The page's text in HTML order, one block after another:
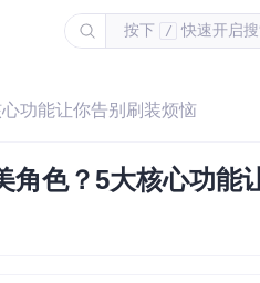
按下 / 快速开启
功能让你告别刷装烦恼
色？5大核心功能